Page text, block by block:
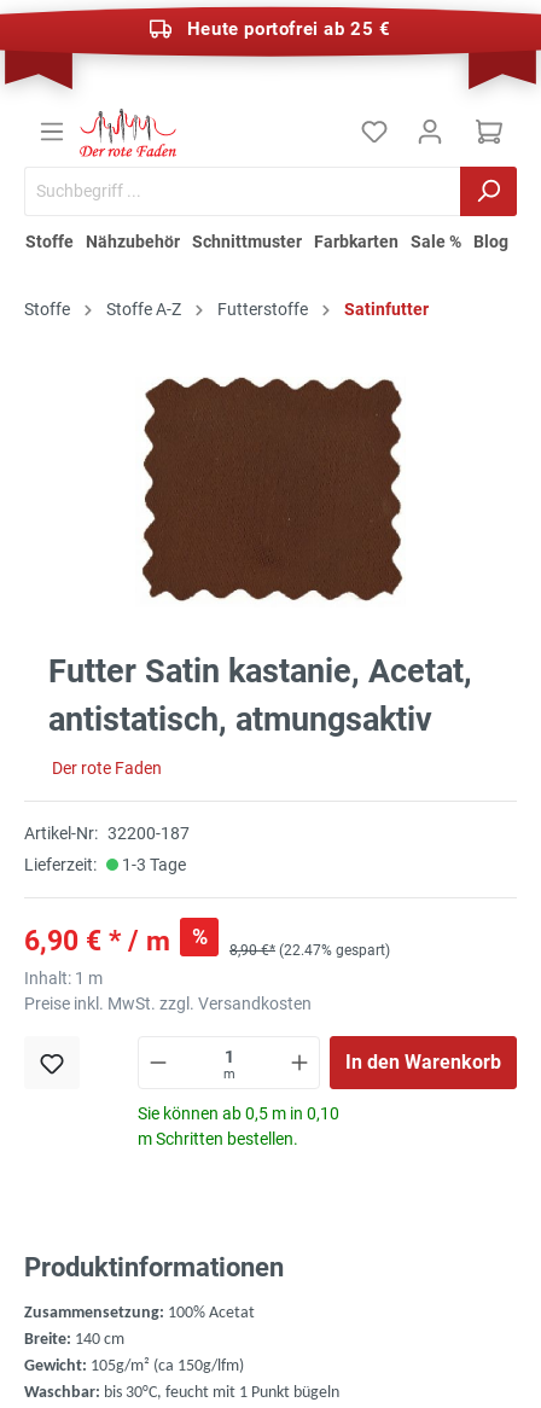
Heute portofrei ab 25 €
Stoffe Nähzubehör Schnittmuster Farbkarten Sale % Blog
Stoffe Stoffe A-Z Futterstoffe Satinfutter
Futter Satin kastanie, Acetat,
antistatisch, atmungsaktiv
Der rote Faden
Artikel-Nr: 32200-187
Lieferzeit:
1-3 Tage
6,90 € * / m %
8,90 €* (22.47% gespart)
Inhalt: 1 m
Preise inkl. MwSt. zzgl. Versandkosten
m
In den Warenkorb
Sie können ab 0,5 m in 0,10
m Schritten bestellen.
Produktinformationen
Zusammensetzung: 100% Acetat
Breite: 140 cm
Gewicht: 105g/m² (ca 150g/lfm)
Waschbar: bis 30°C, feucht mit 1 Punkt bügeln